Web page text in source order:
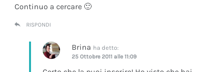
Continuo a cercare 🙂
RISPONDI
Brina ha detto:
25 Ottobre 2011 alle 11:09